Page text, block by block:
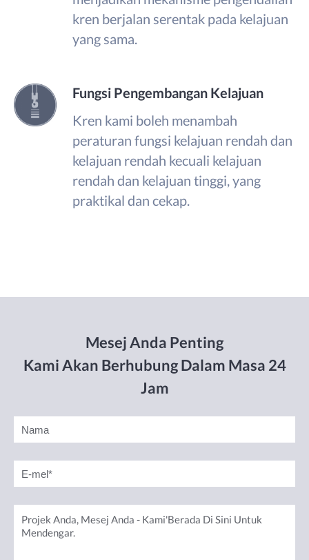
kren berjalan serentak pada kelajuan
yang sama.
Fungsi Pengembangan Kelajuan
Kren kami boleh menambah
peraturan fungsi kelajuan rendah dan
kelajuan rendah kecuali kelajuan
rendah dan kelajuan tinggi, yang
praktikal dan cekap.
Mesej Anda Penting
Kami Akan Berhubung Dalam Masa 24
Jam